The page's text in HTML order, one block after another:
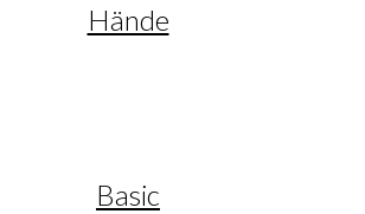
Hände
Basic